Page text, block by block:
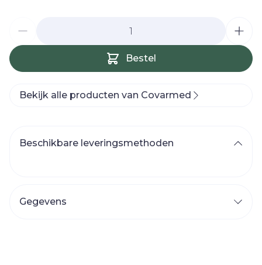
Bestel
Bekijk alle producten van Covarmed
Beschikbare leveringsmethoden
Gegevens